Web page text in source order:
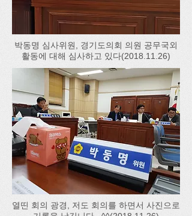
박동명 심사위원, 경기도의회 의원 공무국외
활동에 대해 심사하고 있다(2018.11.26)
열띤 회의 광경, 저도 회의를 하면서 사진으로